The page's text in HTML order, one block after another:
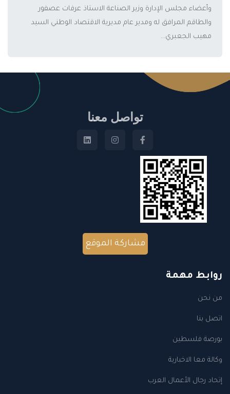
وأعضاء مجلس الإدارة وزير الصناعة الاستاذ عرفات عصفور
والطاقم المرافق له ومدير عام مديرية الاقتصاد الوطني السيد
مهيب الجعبري...
تواصل معنا
مشاركة الموقع
روابط مهمة
من نحن
اتصل بنا
بورصة فلسطين
وكالة معا الاخبارية
إتحاد رجال الأعمال العرب